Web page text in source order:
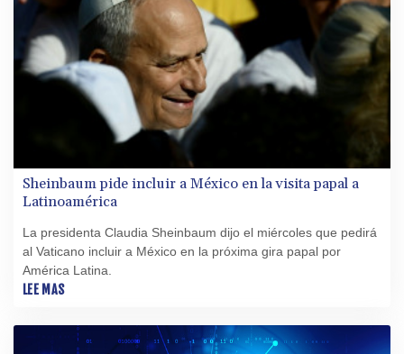
Sheinbaum pide incluir a México en la visita papal a
Latinoamérica
La presidenta Claudia Sheinbaum dijo el miércoles que pedirá
al Vaticano incluir a México en la próxima gira papal por
América Latina.
LEE MAS